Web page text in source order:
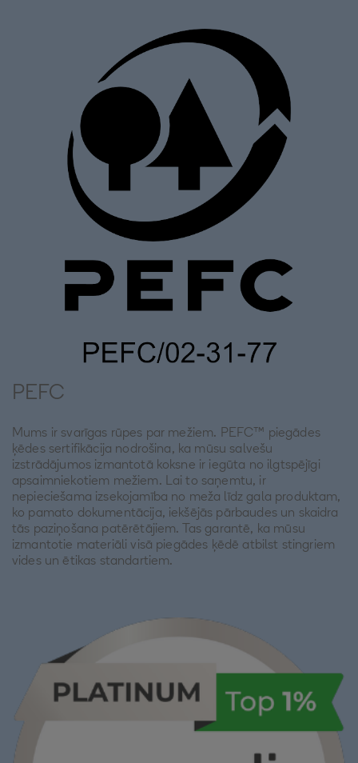
PEFC
Mums ir svarīgas rūpes par mežiem. PEFC™ piegādes
ķēdes sertifikācija nodrošina, ka mūsu salvešu
izstrādājumos izmantotā koksne ir iegūta no ilgtspējīgi
apsaimniekotiem mežiem. Lai to saņemtu, ir
nepieciešama izsekojamība no meža līdz gala produktam,
ko pamato dokumentācija, iekšējās pārbaudes un skaidra
tās paziņošana patērētājiem. Tas garantē, ka mūsu
izmantotie materiāli visā piegādes ķēdē atbilst stingriem
vides un ētikas standartiem.